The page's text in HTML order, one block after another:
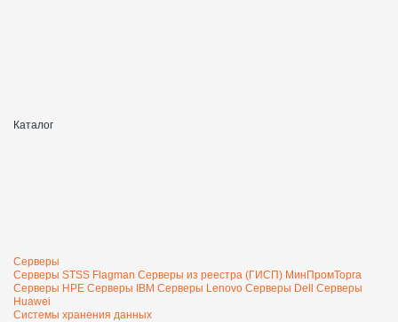
Каталог
Серверы
Серверы STSS Flagman Серверы из реестра (ГИСП) МинПромТорга
Серверы HPE Серверы IBM Серверы Lenovo Серверы Dell Серверы
Huawei
Системы хранения данных